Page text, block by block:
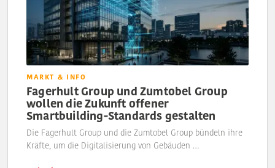
MARKT & INFO
Fagerhult Group und Zumtobel Group
wollen die Zukunft offener
Smartbuilding-Standards gestalten
Die Fagerhult Group und die Zumtobel Group bündeln ihre
Kräfte, um die Digitalisierung von Gebäuden …